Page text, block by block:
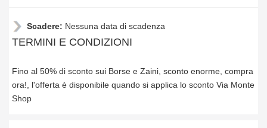
Scadere: Nessuna data di scadenza
TERMINI E CONDIZIONI
Fino al 50% di sconto sui Borse e Zaini, sconto enorme, compra
ora!, l'offerta è disponibile quando si applica lo sconto Via Monte
Shop